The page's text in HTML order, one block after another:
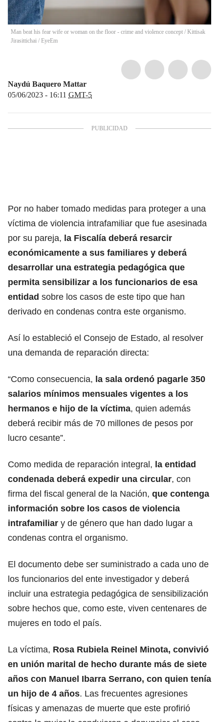
Man beat his fear wife or woman on the floor - crime and violence concept / Kittisak
Jirasittichai / EyeEm
Naydú Baquero Mattar
05/06/2023 - 16:11 GMT-5
Por no haber tomado medidas para proteger a una
víctima de violencia intrafamiliar que fue asesinada
por su pareja, la Fiscalía deberá resarcir
económicamente a sus familiares y deberá
desarrollar una estrategia pedagógica que
permita sensibilizar a los funcionarios de esa
entidad sobre los casos de este tipo que han
derivado en condenas contra este organismo.
Así lo estableció el Consejo de Estado, al resolver
una demanda de reparación directa:
“Como consecuencia, la sala ordenó pagarle 350
salarios mínimos mensuales vigentes a los
hermanos e hijo de la víctima, quien además
deberá recibir más de 70 millones de pesos por
lucro cesante”.
Como medida de reparación integral, la entidad
condenada deberá expedir una circular, con
firma del fiscal general de la Nación, que contenga
información sobre los casos de violencia
intrafamiliar y de género que han dado lugar a
condenas contra el organismo.
El documento debe ser suministrado a cada uno de
los funcionarios del ente investigador y deberá
incluir una estrategia pedagógica de sensibilización
sobre hechos que, como este, viven centenares de
mujeres en todo el país.
La víctima, Rosa Rubiela Reinel Minota, convivió
en unión marital de hecho durante más de siete
años con Manuel Ibarra Serrano, con quien tenía
un hijo de 4 años. Las frecuentes agresiones
físicas y amenazas de muerte que este profirió